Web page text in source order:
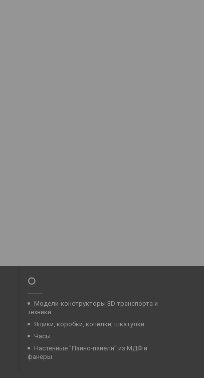
⭕
Модели-конструкторы 3D транспорта и
техники
Ящики, коробки, копилки, шкатулки
Часы
Настенные "Панно-панели" из МДФ и
фанеры